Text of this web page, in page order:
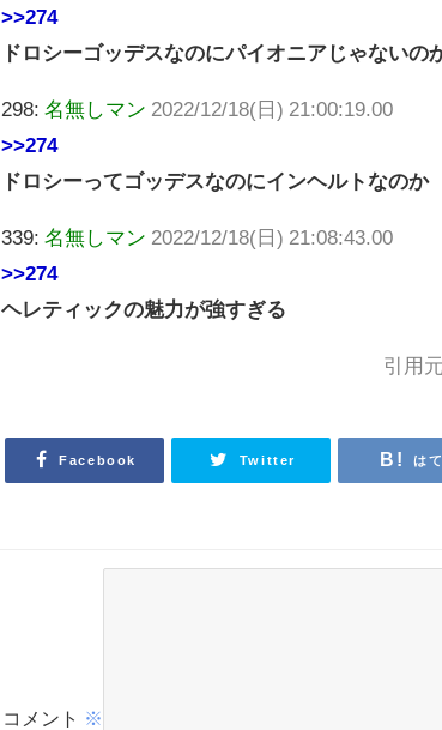
>>274
ドロシーゴッデスなのにパイオニアじゃないの
298:名無しマン 2022/12/18(日) 21:00:19.00
>>274
ドロシーってゴッデスなのにインヘルトなのか
339:名無しマン 2022/12/18(日) 21:08:43.00
>>274
ヘレティックの魅力が強すぎる
引用
Facebook Twitter は
コメント ※